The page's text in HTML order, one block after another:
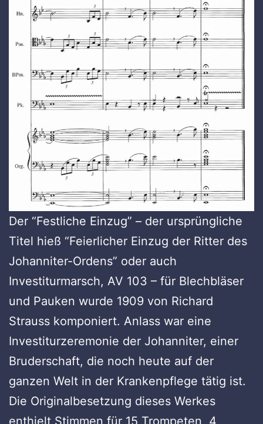
Der “Festliche Einzug” – der ursprüngliche
Titel hieß “Feierlicher Einzug der Ritter des
Johanniter-Ordens” oder auch
Investiturmarsch, AV 103 – für Blechbläser
und Pauken wurde 1909 von Richard
Strauss komponiert. Anlass war eine
Investiturzeremonie der Johanniter, einer
Bruderschaft, die noch heute auf der
ganzen Welt in der Krankenpflege tätig ist.
Die Originalbesetzung dieses Werkes
enthielt Stimmen für 15 Trompeten, 4